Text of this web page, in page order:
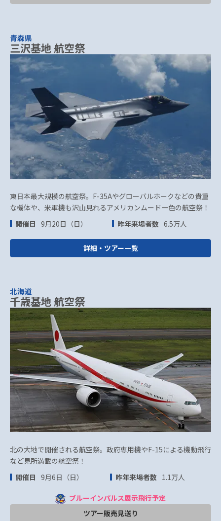
青森県
三沢基地 航空祭
東日本最大規模の航空祭。F-35Aやグローバルホークなどの貴重
な機体や、米軍機も沢山見れるアメリカンムード一色の航空祭！
開催日 9月20日（日） 昨年来場者数 6.5万人
詳細・ツアー一覧
北海道
千歳基地 航空祭
北の大地で開催される航空祭。政府専用機やF-15による機動飛行
など見所満載の航空祭！
開催日 9月6日（日） 昨年来場者数 1.1万人
ブルーインパルス展示飛行予定
ツアー販売見送り